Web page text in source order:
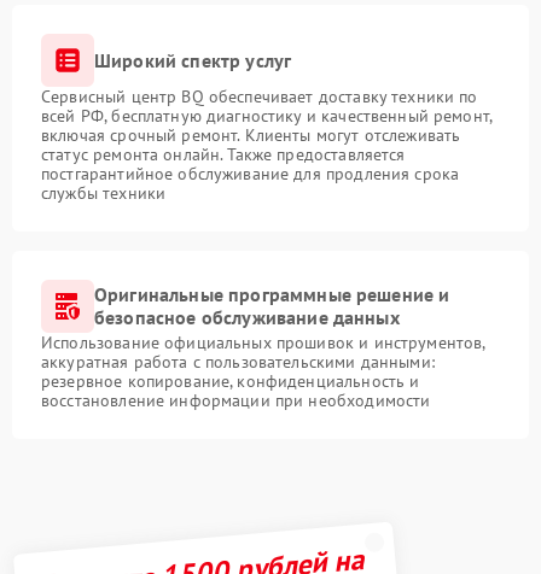
Широкий спектр услуг
Сервисный центр BQ обеспечивает доставку техники по
всей РФ, бесплатную диагностику и качественный ремонт,
включая срочный ремонт. Клиенты могут отслеживать
статус ремонта онлайн. Также предоставляется
постгарантийное обслуживание для продления срока
службы техники
Оригинальные программные решение и
безопасное обслуживание данных
Использование официальных прошивок и инструментов,
аккуратная работа с пользовательскими данными:
резервное копирование, конфиденциальность и
восстановление информации при необходимости